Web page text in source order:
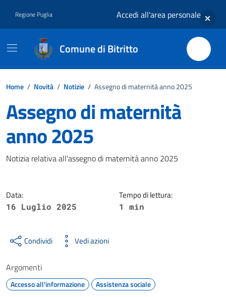
Regione Puglia Accedi all'area personale
Comune di Bitritto
Home / Novità / Notizie / Assegno di maternità anno 2025
Assegno di maternità
anno 2025
Dettagli della notizia
Notizia relativa all'assegno di maternità anno 2025
Data:
16 Luglio 2025
Tempo di lettura:
1 min
Condividi Vedi azioni
Argomenti
Accesso all'informazione Assistenza sociale